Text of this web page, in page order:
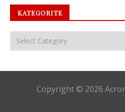
KATEGORITE
Copyright © 2026